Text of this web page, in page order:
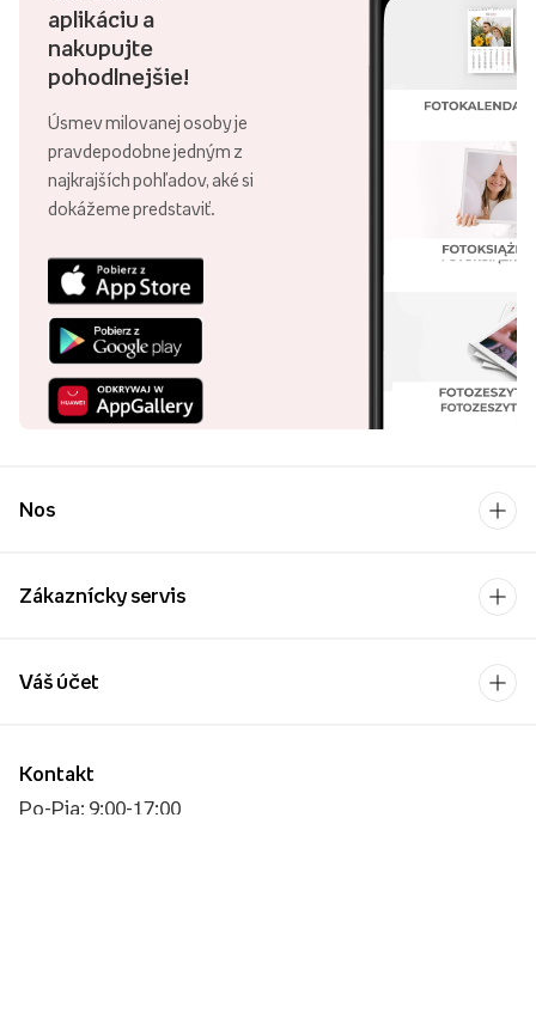
aplikáciu a
nakupujte
pohodlnejšie!
Úsmev milovanej osoby je
pravdepodobne jedným z
najkrajších pohľadov, aké si
dokážeme predstaviť.
Nos
Zákaznícky servis
Kontakt
Po-Pia: 9:00-17:00
Váš účet